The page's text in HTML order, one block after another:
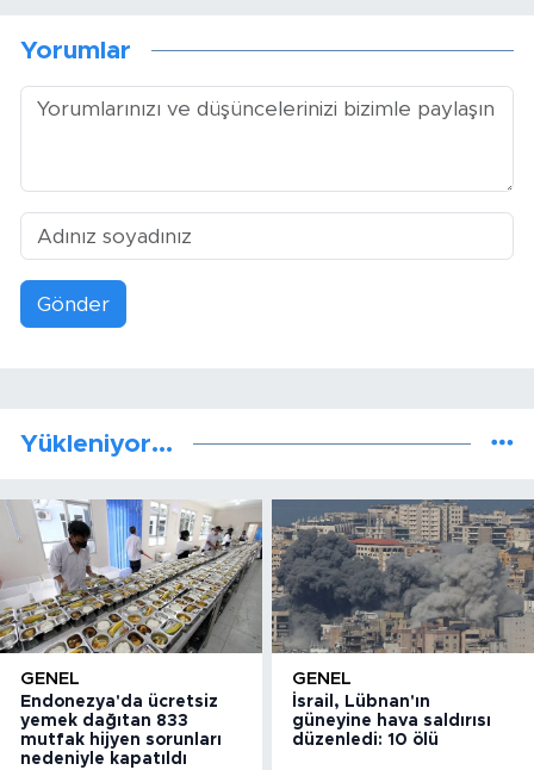
Yorumlar
Gönder
Yükleniyor...
GENEL
Endonezya'da ücretsiz
yemek dağıtan 833
mutfak hijyen sorunları
nedeniyle kapatıldı
GENEL
İsrail, Lübnan'ın
güneyine hava saldırısı
düzenledi: 10 ölü